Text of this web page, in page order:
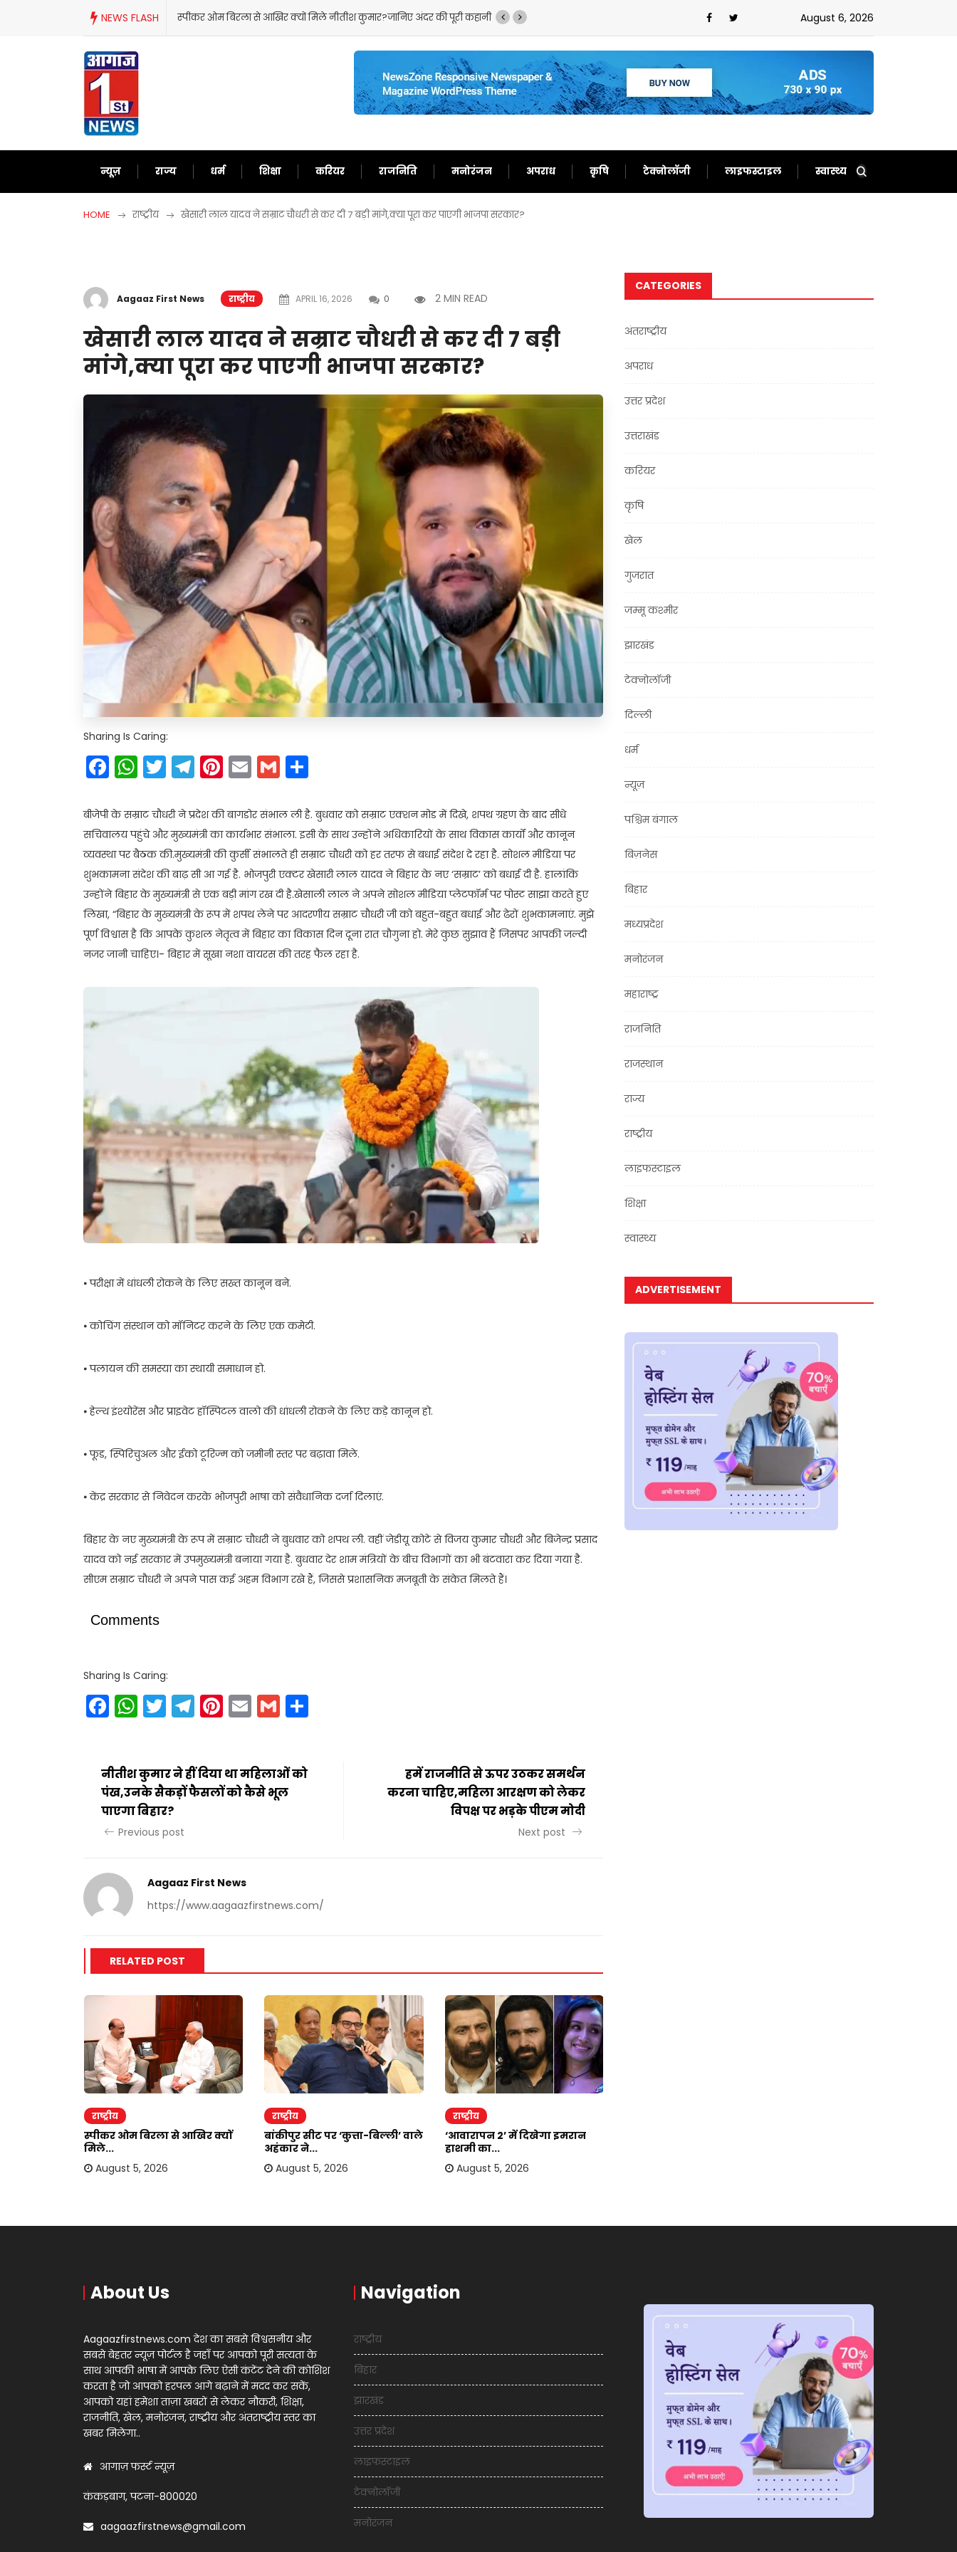
NEWS FLASH स्पीकर ओम बिरला से आखिर क्यों मिले नीतीश कुमार?जानिए अंदर की पूरी कहानी बांकीपुर सीट पर ‘कुत्ता-बिल्ली’ वाले अहंकार ने हराया?प्रशांत के आगे झुकी भाजपा!
August 6, 2026
न्यूज़ राज्य धर्म शिक्षा करियर राजनिति मनोरंजन अपराध कृषि टेक्नोलॉजी लाइफस्टाइल स्वास्थ्य
HOME राष्ट्रीय खेसारी लाल यादव ने सम्राट चौधरी से कर दी 7 बड़ी मांगे,क्या पूरा कर पाएगी भाजपा सरकार?
Aagaaz First News राष्ट्रीय APRIL 16, 2026 0 2 MIN READ
खेसारी लाल यादव ने सम्राट चौधरी से कर दी 7 बड़ी
मांगे,क्या पूरा कर पाएगी भाजपा सरकार?
Sharing Is Caring:
Facebook
WhatsApp
Twitter
Telegram
Pinterest
EmailGmail
बीजेपी के सम्राट चौधरी ने प्रदेश की बागडोर संभाल ली है. बुधवार को सम्राट एक्शन मोड में दिखे, शपथ ग्रहण के बाद सीधे
सचिवालय पहुंचे और मुख्यमंत्री का कार्यभार संभाला. इसी के साथ उन्होंने अधिकारियों के साथ विकास कार्यों और कानून
व्यवस्था पर बैठक की.मुख्यमंत्री की कुर्सी संभालते ही सम्राट चौधरी को हर तरफ से बधाई संदेश दे रहा है. सोशल मीडिया पर
शुभकामना संदेश की बाढ़ सी आ गई है. भोजपुरी एक्टर खेसारी लाल यादव ने बिहार के नए ‘सम्राट’ को बधाई दी है. हालांकि
उन्होंने बिहार के मुख्यमंत्री से एक बड़ी मांग रख दी है.खेसाली लाल ने अपने सोशल मीडिया प्लेटफॉर्म पर पोस्ट साझा करते हुए
लिखा, “बिहार के मुख्यमंत्री के रूप में शपथ लेने पर आदरणीय सम्राट चौधरी जी को बहुत-बहुत बधाई और ढेरों शुभकामनाएं. मुझे
पूर्ण विश्वास है कि आपके कुशल नेतृत्व में बिहार का विकास दिन दूना रात चौगुना हो. मेरे कुछ सुझाव हैं जिसपर आपकी जल्दी
नजर जानी चाहिए।- बिहार में सूखा नशा वायरस की तरह फैल रहा है.
⦁ परीक्षा में धांधली रोकने के लिए सख्त कानून बने.
⦁ कोचिंग संस्थान को मॉनिटर करने के लिए एक कमेटी.
⦁ पलायन की समस्या का स्थायी समाधान हो.
⦁ हेल्थ इंश्योरेंस और प्राइवेट हॉस्पिटल वालो की धांधली रोकने के लिए कड़े कानून हो.
⦁ फूड, स्पिरिचुअल और ईको टूरिज्म को जमीनी स्तर पर बढ़ावा मिले.
⦁ केंद्र सरकार से निवेदन करके भोजपुरी भाषा को संवैधानिक दर्जा दिलाएं.
बिहार के नए मुख्यमंत्री के रूप में सम्राट चौधरी ने बुधवार को शपथ ली. वहीं जेडीयू कोटे से विजय कुमार चौधरी और बिजेन्द्र प्रसाद
यादव को नई सरकार में उपमुख्यमंत्री बनाया गया है. बुधवार देर शाम मंत्रियों के बीच विभागों का भी बंटवारा कर दिया गया है.
सीएम सम्राट चौधरी ने अपने पास कई अहम विभाग रखे हैं, जिससे प्रशासनिक मजबूती के संकेत मिलते हैं।
Comments
Sharing Is Caring:
Facebook
WhatsApp
Twitter
Telegram
Pinterest
EmailGmail
नीतीश कुमार ने हीं दिया था महिलाओं को
पंख,उनके सैकड़ों फैसलों को कैसे भूल
पाएगा बिहार?
Previous post
हमें राजनीति से ऊपर उठकर समर्थन
करना चाहिए,महिला आरक्षण को लेकर
विपक्ष पर भड़के पीएम मोदी
Next post
Aagaaz First News
https://www.aagaazfirstnews.com/
RELATED POST
राष्ट्रीय
स्पीकर ओम बिरला से आखिर क्यों
मिले...
August 5, 2026
राष्ट्रीय
बांकीपुर सीट पर ‘कुत्ता-बिल्ली’ वाले
अहंकार ने...
August 5, 2026
राष्ट्रीय
‘आवारापन 2’ में दिखेगा इमरान
हाशमी का...
August 5, 2026
CATEGORIES
अंतराष्ट्रीय
अपराध
उत्तर प्रदेश
उत्तराखंड
करियर
कृषि
खेल
गुजरात
जम्मू कश्मीर
झारखंड
टेक्नोलॉजी
दिल्ली
धर्म
न्यूज़
पश्चिम बंगाल
बिज़नेस
बिहार
मध्यप्रदेश
मनोरंजन
महाराष्ट्र
राजनिति
राजस्थान
राज्य
राष्ट्रीय
लाइफस्टाइल
शिक्षा
स्वास्थ्य
ADVERTISEMENT
About Us
Aagaazfirstnews.com देश का सबसे विश्वसनीय और
सबसे बेहतर न्यूज़ पोर्टल है जहाँ पर आपको पूरी सत्यता के
साथ आपकी भाषा में आपके लिए ऐसी कंटेंट देने की कोशिश
करता है जो आपको हरपल आगे बढ़ाने में मदद कर सकें,
आपको यहां हमेशा ताज़ा खबरों से लेकर नौकरी, शिक्षा,
राजनीति, खेल, मनोरंजन, राष्ट्रीय और अंतराष्ट्रीय स्तर का
खबर मिलेगा..
आगाज़ फर्स्ट न्यूज़
कंकड़बाग, पटना-800020
aagaazfirstnews@gmail.com
Navigation
राष्ट्रीय
बिहार
झारखंड
उत्तर प्रदेश
लाइफस्टाइल
टेक्नोलॉजी
मनोरंजन